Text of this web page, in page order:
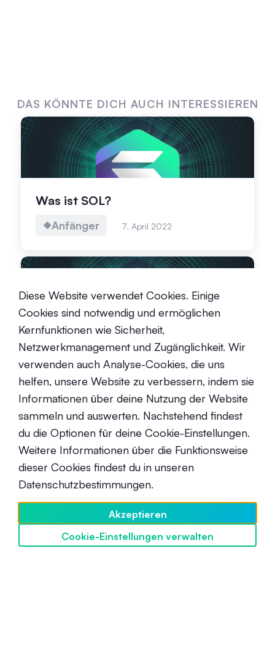
DAS KÖNNTE DICH AUCH INTERESSIEREN
Was ist SOL?
Anfänger 7. April 2022
Was ist Wormhole (W)?
Anfänger 3. April 2024
Was ist Orca (ORCA)?
Anfänger 4. März 2024
Diese Website verwendet Cookies. Einige
Cookies sind notwendig und ermöglichen
Kernfunktionen wie Sicherheit,
Netzwerkmanagement und Zugänglichkeit. Wir
verwenden auch Analyse-Cookies, die uns
helfen, unsere Website zu verbessern, indem sie
Informationen über deine Nutzung der Website
sammeln und auswerten. Nachstehend findest
du die Optionen für deine Cookie-Einstellungen.
Weitere Informationen über die Funktionsweise
dieser Cookies findest du in unseren
Datenschutzbestimmungen.
Akzeptieren
Cookie-Einstellungen verwalten
SwissBorg entdecken